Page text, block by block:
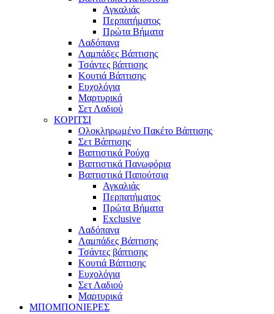
Αγκαλιάς
Περπατήματος
Πρώτα Βήματα
Λαδόπανα
Λαμπάδες Βάπτισης
Τσάντες βάπτισης
Κουτιά Βάπτισης
Ευχολόγια
Μαρτυρικά
Σετ Λαδιού
ΚΟΡΙΤΣΙ
Ολοκληρωμένο Πακέτο Βάπτισης
Σετ Βάπτισης
Βαπτιστικά Ρούχα
Βαπτιστικά Πανωφόρια
Βαπτιστικά Παπούτσια
Αγκαλιάς
Περπατήματος
Πρώτα Βήματα
Exclusive
Λαδόπανα
Λαμπάδες Βάπτισης
Τσάντες βάπτισης
Κουτιά Βάπτισης
Ευχολόγια
Σετ Λαδιού
Μαρτυρικά
ΜΠΟΜΠΟΝΙΕΡΕΣ